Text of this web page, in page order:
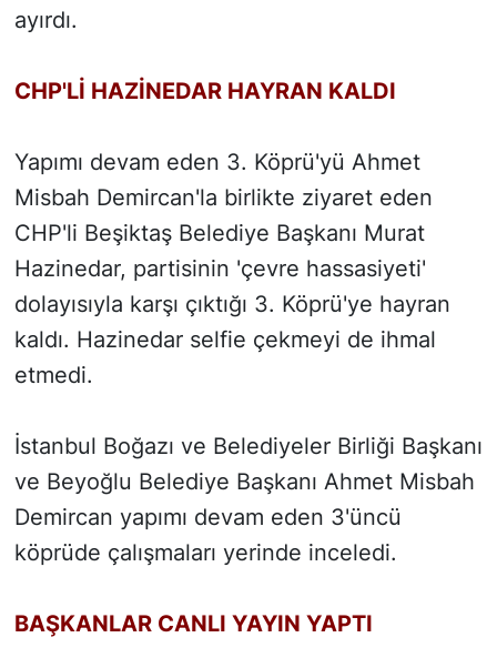
ayırdı.
CHP'Lİ HAZİNEDAR HAYRAN KALDI
Yapımı devam eden 3. Köprü'yü Ahmet
Misbah Demircan'la birlikte ziyaret eden
CHP'li Beşiktaş Belediye Başkanı Murat
Hazinedar, partisinin 'çevre hassasiyeti'
dolayısıyla karşı çıktığı 3. Köprü'ye hayran
kaldı. Hazinedar selfie çekmeyi de ihmal
etmedi.
İstanbul Boğazı ve Belediyeler Birliği Başkanı
ve Beyoğlu Belediye Başkanı Ahmet Misbah
Demircan yapımı devam eden 3'üncü
köprüde çalışmaları yerinde inceledi.
BAŞKANLAR CANLI YAYIN YAPTI